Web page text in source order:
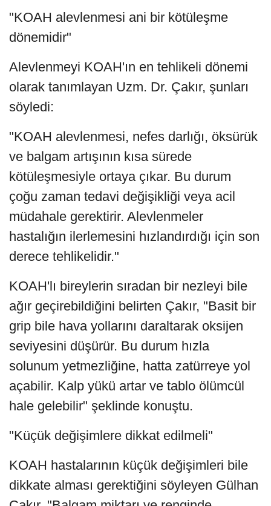
"KOAH alevlenmesi ani bir kötüleşme
dönemidir"
Alevlenmeyi KOAH'ın en tehlikeli dönemi
olarak tanımlayan Uzm. Dr. Çakır, şunları
söyledi:
"KOAH alevlenmesi, nefes darlığı, öksürük
ve balgam artışının kısa sürede
kötüleşmesiyle ortaya çıkar. Bu durum
çoğu zaman tedavi değişikliği veya acil
müdahale gerektirir. Alevlenmeler
hastalığın ilerlemesini hızlandırdığı için son
derece tehlikelidir."
KOAH'lı bireylerin sıradan bir nezleyi bile
ağır geçirebildiğini belirten Çakır, "Basit bir
grip bile hava yollarını daraltarak oksijen
seviyesini düşürür. Bu durum hızla
solunum yetmezliğine, hatta zatürreye yol
açabilir. Kalp yükü artar ve tablo ölümcül
hale gelebilir" şeklinde konuştu.
"Küçük değişimlere dikkat edilmeli"
KOAH hastalarının küçük değişimleri bile
dikkate alması gerektiğini söyleyen Gülhan